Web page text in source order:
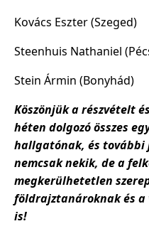
Kovács Eszter (Szeged)
Steenhuis Nathaniel
Stein Ármin (Bonyhád)
Köszönjük a részvételt
héten dolgozó összes
hallgatónak, és további
nemcsak nekik, de a
megkerülhetetlen
földrajztanároknak és
is!